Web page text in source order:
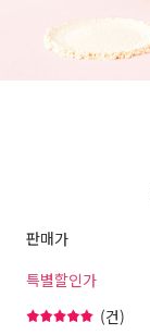
판매가
특별할인가
(건)